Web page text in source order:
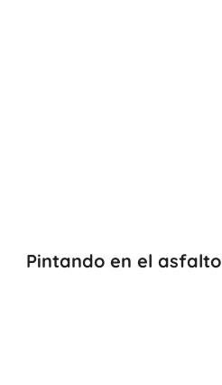
Pintando en el asfalto